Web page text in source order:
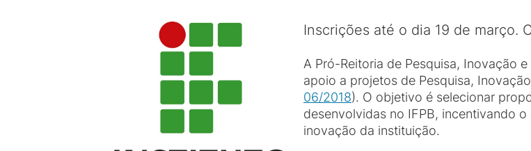
Inscrições até o dia 19 de março.
A Pró-Reitoria de Pesquisa, Inovação
apoio a projetos de Pesquisa,
06/2018). O objetivo é selecionar
desenvolvidas no IFPB, incentivando
inovação da instituição.